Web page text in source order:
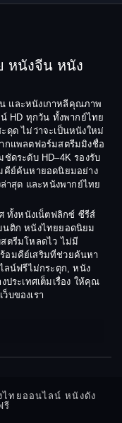
รุ่น
1991
1987
1985
1983
1981
1978
1973
1971
1969
1964
หนังจีน หนัง
และหนังเกาหลีคุณภาพ
HD ทุกวัน ทั้งพากย์ไทย
ดุด ไม่ว่าจะเป็นหนังใหม่
กแพลตฟอร์มสตรีมมิงชื่อ
ดระดับ HD–4K รองรับ
คีย์ค้นหายอดนิยมอย่าง
าสุด และหนังพากย์ไทย
ทั้งหนังเน็ตฟลิกซ์ ซีรีส์
นติก หนังไทยยอดนิยม
ตรีมโหลดไว ไม่มี
อมคีย์เสริมที่ช่วยค้นหา
ลน์ฟรีไม่กระตุก, หนัง
ระเทศเต็มเรื่อง ให้คุณ
บของเรา
ไทยออนไลน์ หนังดัง
รี